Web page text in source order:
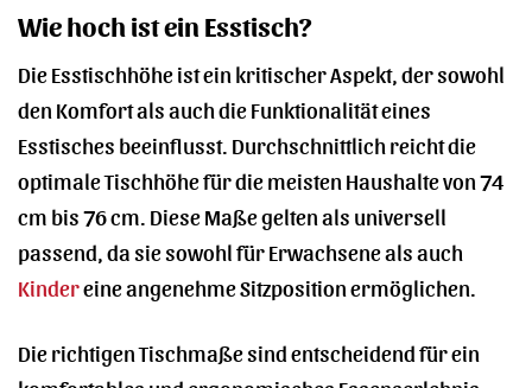
Wie hoch ist ein Esstisch?
Die Esstischhöhe ist ein kritischer Aspekt, der sowohl
den Komfort als auch die Funktionalität eines
Esstisches beeinflusst. Durchschnittlich reicht die
optimale Tischhöhe für die meisten Haushalte von 74
cm bis 76 cm. Diese Maße gelten als universell
passend, da sie sowohl für Erwachsene als auch
Kindereine angenehme Sitzposition ermöglichen.
Die richtigen Tischmaße sind entscheidend für ein